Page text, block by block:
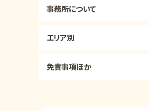
事務所について
エリア別
免責事項ほか